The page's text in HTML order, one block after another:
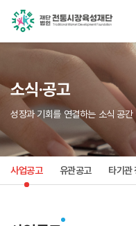
소식·공고
성장과 기회를 연결하는 소식 공간
사업공고 유관공고 타기관